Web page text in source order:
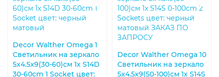
Decor Walther Omega 1
Светильник на зеркало
5x4.5x9(30-60)см 1x S14D
30-60cm 1 Socket цвет:
Decor Walther Omega 10
Светильник на зеркало
5x4.5x9(50-100)см 1x S14S